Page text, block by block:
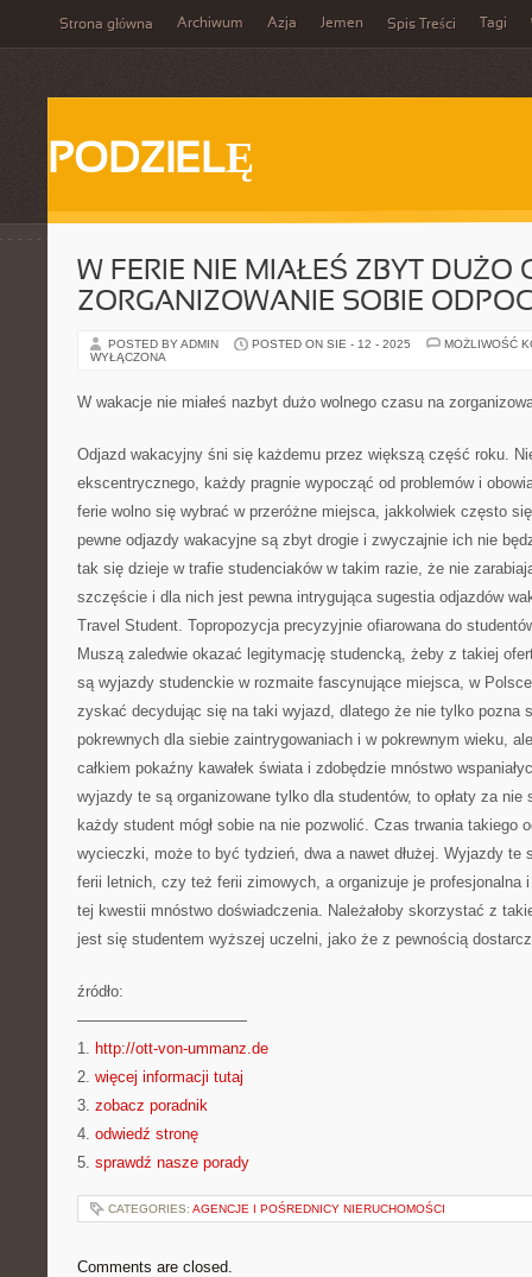
Strona główna Archiwum Azja Jemen Spis Treści Tagi
PODZIELĘ
W FERIE NIE MIAŁEŚ ZBYT DUŻO
ZORGANIZOWANIE SOBIE
POSTED BY ADMIN POSTED ON SIE - 12 - 2025
MOŻLIWOŚĆ
WYŁĄCZONA
W wakacje nie miałeś nazbyt dużo wolnego czasu na
Odjazd wakacyjny śni się każdemu przez większą część roku.
ekscentrycznego, każdy pragnie wypocząć od problemów i
ferie wolno się wybrać w przeróżne miejsca, jakkolwiek często
pewne odjazdy wakacyjne są zbyt drogie i zwyczajnie ich nie
tak się dzieje w trafie studenciaków w takim razie, że nie
szczęście i dla nich jest pewna intrygująca sugestia odjazdów
Travel Student. Topropozycja precyzyjnie ofiarowana do
Muszą zaledwie okazać legitymację studencką, żeby z takiej
są wyjazdy studenckie w rozmaite fascynujące miejsca, w
zyskać decydując się na taki wyjazd, dlatego że nie tylko pozna
pokrewnych dla siebie zaintrygowaniach i w pokrewnym wieku,
całkiem pokaźny kawałek świata i zdobędzie mnóstwo
wyjazdy te są organizowane tylko dla studentów, to opłaty za nie
każdy student mógł sobie na nie pozwolić. Czas trwania takiego
wycieczki, może to być tydzień, dwa a nawet dłużej. Wyjazdy te
ferii letnich, czy też ferii zimowych, a organizuje je profesjonalna
tej kwestii mnóstwo doświadczenia. Należałoby skorzystać z
jest się studentem wyższej uczelni, jako że z pewnością
źródło:
———————————
1. http://ott-von-ummanz.de
2. więcej informacji tutaj
3. zobacz poradnik
4. odwiedź stronę
5. sprawdź nasze porady
CATEGORIES: AGENCJE I POŚREDNICY NIERUCHOMOŚCI
Comments are closed.